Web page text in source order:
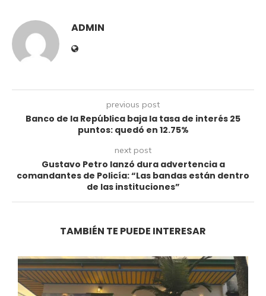
ADMIN
previous post
Banco de la República baja la tasa de interés 25
puntos: quedó en 12.75%
next post
Gustavo Petro lanzó dura advertencia a
comandantes de Policía: “Las bandas están dentro
de las instituciones”
TAMBIÉN TE PUEDE INTERESAR